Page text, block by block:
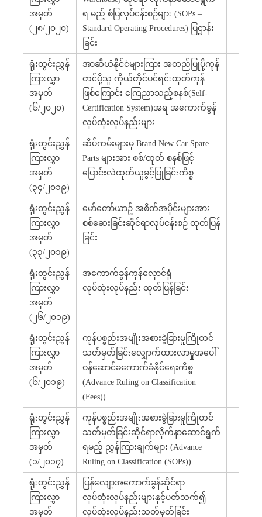
အမှတ်
(၂၈/၂၀၂၀)
ရ မည့် စံပြလုပ်ငန်းစဉ်များ (SOPs –
Standard Operating Procedures) ပြဌာန်း
ခြင်း
ရုံးတွင်းညွှန်
ကြားလွှာ
အမှတ်
(၆/၂၀၂၀)
အာဆီယံနိုင်ငံများကြား အတည်ပြုပို့ကုန်
တင်ပို့သူ ကိုယ်တိုင်ပင်ရင်းထုတ်ကုန်
ဖြစ်ကြောင်း ကြေညာသည့်စနစ်(Self-
Certification System)အရ အကောက်ခွန်
လုပ်ထုံးလုပ်နည်းများ
ရုံးတွင်းညွှန်
ကြားလွှာ
အမှတ်
(၃၄/၂၀၁၉)
ဆိပ်ကမ်းများမှ Brand New Car Spare
Parts များအား စစ်/ထုတ် စနစ်ဖြင့်
ပြောင်းလဲထုတ်ယူခွင့်ပြုခြင်းကိစ္စ
ရုံးတွင်းညွှန်
ကြားလွှာ
အမှတ်
(၃၃/၂၀၁၉)
မော်တော်ယာဥ် အစိတ်အပိုင်းများအား
စစ်ဆေးခြင်းဆိုင်ရာလုပ်ငန်းစဥ် ထုတ်ပြန်
ခြင်း
ရုံးတွင်းညွှန်
ကြားလွှာ
အမှတ်
(၂၆/၂၀၁၉)
အကောက်ခွန်ကုန်လှောင်ရုံ
လုပ်ထုံးလုပ်နည်း ထုတ်ပြန်ခြင်း
ရုံးတွင်းညွှန်
ကြားလွှာ
အမှတ်
(၆/၂၀၁၉)
ကုန်ပစ္စည်းအမျိုးအစားခွဲခြားမှုကြိုတင်
သတ်မှတ်ခြင်းလျှောက်ထားလာမှုအပေါ်
ဝန်ဆောင်ခကောက်ခံနိုင်ရေးကိစ္စ
(Advance Ruling on Classification
(Fees))
ရုံးတွင်းညွှန်
ကြားလွှာ
အမှတ်
(၁/၂၀၁၇)
ကုန်ပစ္စည်းအမျိုးအစားခွဲခြားမှုကြိုတင်
သတ်မှတ်ခြင်းဆိုင်ရာလိုက်နာဆောင်ရွက်
ရမည့် ညွှန်ကြားချက်များ (Advance
Ruling on Classification (SOPs))
ရုံးတွင်းညွှန်
ကြားလွှာ
အမှတ်
ပြန်လျော့အကောက်ခွန်ဆိုင်ရာ
လုပ်ထုံးလုပ်နည်းများနှင့်ပတ်သက်၍
လုပ်ထုံးလုပ်နည်းသတ်မှတ်ခြင်း